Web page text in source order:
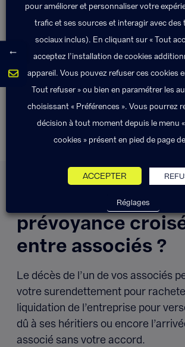
Nous travaillons avec votre
comptable pour évaluer votre
refaisons le point chaque année
de vos comptes pour adapter le
assuré si nécessaire.
Comment
une contrat
prévoyance
entre associés ?
Le décès de l’un de vos associés
votre surendettement pour
liquidation de l’entreprise pour
dû à ses héritiers ou encore
associé sans votre accord.
pour améliorer et personnaliser votre
trafic et ses sources et interagir avec des
sociaux inclus). En cliquant sur « Tout
acceptez l’installation de cookies
appareil. Vous pouvez refuser ces cookies
Tout refuser » ou bien en paramétrer les
choisissant « Préférences ». Vous pourrez
décision à tout moment depuis le menu
cookies » présent en pied de page
ACCEPTER
Réglages
←